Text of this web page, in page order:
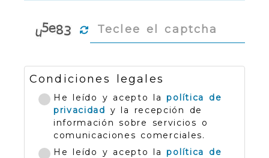
Condiciones legales
He leído y acepto lapolítica de
privacidad y la recepción de
información sobre servicios o
comunicaciones comerciales.
He leído y acepto lapolítica de